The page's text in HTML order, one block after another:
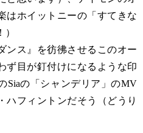
はホイットニーの「すてきな
ス』を彷彿させるこのオー
ず目が釘付けになるような印
Siaの「シャンデリア」のMV
ハフィントンだそう（どうり